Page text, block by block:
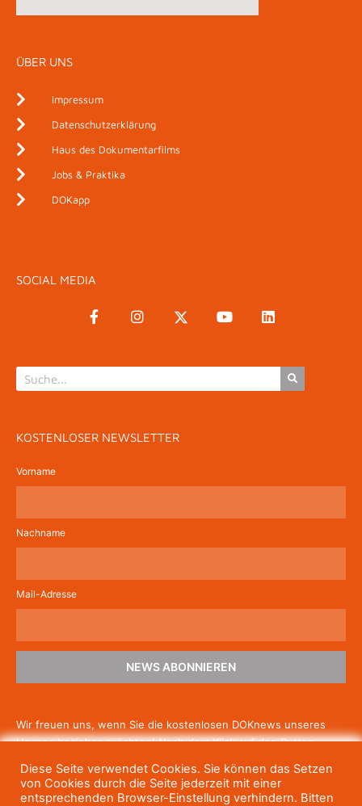
ÜBER UNS
Impressum
Datenschutzerklärung
Haus des Dokumentarfilms
Jobs & Praktika
DOKapp
SOCIAL MEDIA
KOSTENLOSER NEWSLETTER
Vorname
Nachname
Mail-Adresse
NEWS ABONNIEREN
Wir freuen uns, wenn Sie die kostenlosen DOKnews unseres
Hauses beziehen möchten! Nach dem Klick auf den Button
um die Newsletter-Anmeldung abzuschließen. Wenn Sie unsere
Gratis-News irgendwann nicht mehr erhalten wollen, können
Diese Seite verwendet Cookies. Sie können das Setzen
von Cookies durch die Seite jederzeit mit einer
entsprechenden Browser-Einstellung verhindern. Bitten